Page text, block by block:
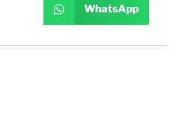
WhatsApp